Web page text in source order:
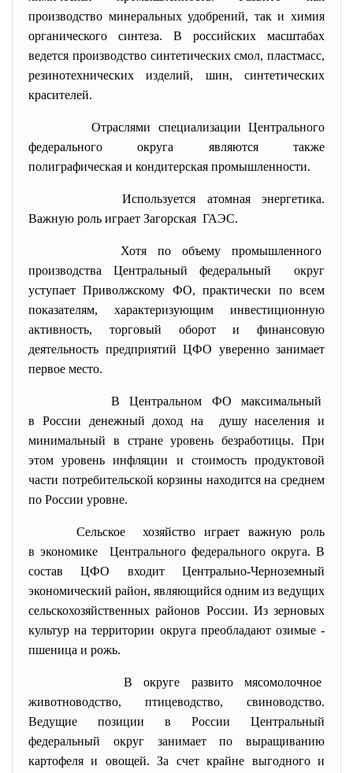
производство минеральных удобрений, так и химия
органического синтеза. В российских масштабах
ведется производство синтетических смол, пластмасс,
резинотехнических изделий, шин, синтетических
красителей.
Отраслями специализации Центрального
федерального округа являются также
полиграфическая и кондитерская промышленности.
Используется атомная энергетика.
Важную роль играет Загорская ГАЭС.
Хотя по объему промышленного
производства Центральный федеральный округ
уступает Приволжскому ФО, практически по всем
показателям, характеризующим инвестиционную
активность, торговый оборот и финансовую
деятельность предприятий ЦФО уверенно занимает
первое место.
В Центральном ФО максимальный
в России денежный доход на душу населения и
минимальный в стране уровень безработицы. При
этом уровень инфляции и стоимость продуктовой
части потребительской корзины находится на среднем
по России уровне.
Сельское хозяйство играет важную роль
в экономике Центрального федерального округа. В
состав ЦФО входит Центрально-Черноземный
экономический район, являющийся одним из ведущих
сельскохозяйственных районов России. Из зерновых
культур на территории округа преобладают озимые -
пшеница и рожь.
В округе развито мясомолочное
животноводство, птицеводство, свиноводство.
Ведущие позиции в России Центральный
федеральный округ занимает по выращиванию
картофеля и овощей. За счет крайне выгодного и